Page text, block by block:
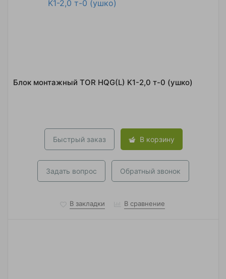
Блок монтажный TOR HQG(L) K1-2,0 т-0 (ушко)
Быстрый заказ В корзину
Задать вопрос Обратный звонок
В закладки В сравнение